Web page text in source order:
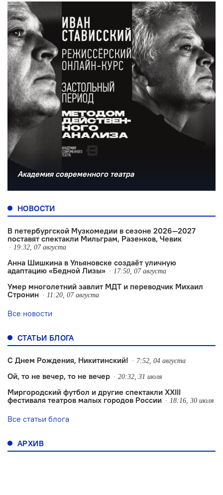
Академия современного театра
НОВОСТИ
В петербургской Музкомедии в сезоне 2026—2027
поставят спектакли Мильграм, Разенков, Чевик
19:32, 07 августа
Анна Шишкина в Ульяновске создаëт уличную
адаптацию «Бедной Лизы»
17:50, 07 августа
Умер многолетний завлит МДТ и переводчик Михаил
Стронин
11:20, 07 августа
Все новости
СТАТЬИ БЛОГА
С Днем Рождения, Никитинский! 7:52, 04 августа
Ой, то не вечер, то не вечер 20:32, 31 июля
Миргородский футбол и другие спектакли XXIII
фестиваля театров малых городов России
18:16, 30 июля
Все статьи блога
АРХИВ